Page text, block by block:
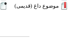
موضوع داغ (قدیمی)